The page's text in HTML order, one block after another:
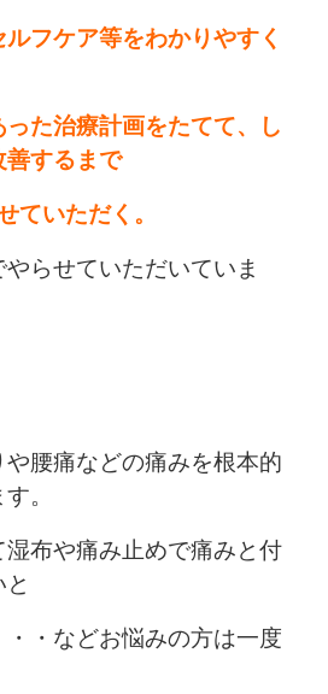
フケア等をわかりやすく
た治療計画をたてて、し
善するまで
いただく。
らせていただいていま
腰痛などの痛みを根本的
。
湿布や痛み止めで痛みと付
・などお悩みの方は一度